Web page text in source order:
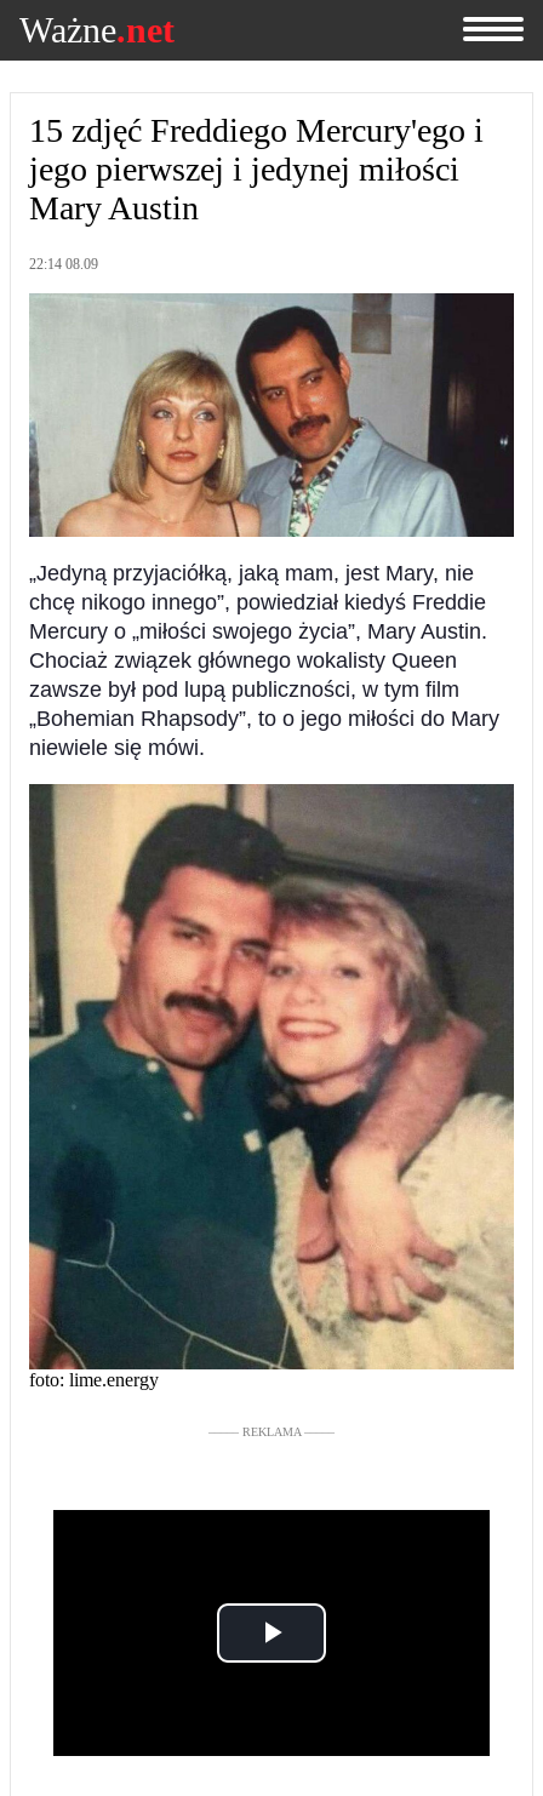
Ważne.net
15 zdjęć Freddiego Mercury'ego i
jego pierwszej i jedynej miłości
Mary Austin
22:14 08.09
„Jedyną przyjaciółką, jaką mam, jest Mary, nie
chcę nikogo innego”, powiedział kiedyś Freddie
Mercury o „miłości swojego życia”, Mary Austin.
Chociaż związek głównego wokalisty Queen
zawsze był pod lupą publiczności, w tym film
„Bohemian Rhapsody”, to o jego miłości do Mary
niewiele się mówi.
foto: lime.energy
––––– REKLAMA –––––
Play